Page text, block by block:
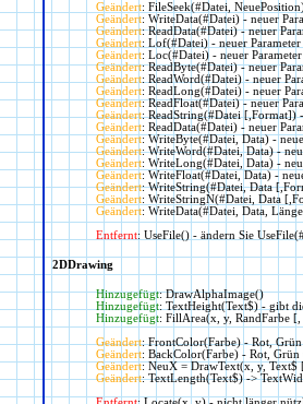
Geändert: FileSeek(#Datei,
Geändert: WriteData(#Datei) - neuer
Geändert: ReadData(#Datei) - neuer
Geändert: Lof(#Datei) - neuer Parameter
Geändert: Loc(#Datei) - neuer Parameter
Geändert: ReadByte(#Datei) - neuer
Geändert: ReadWord(#Datei) - neuer
Geändert: ReadLong(#Datei) - neuer
Geändert: ReadFloat(#Datei) - neuer
Geändert: ReadString(#Datei [,Format])
Geändert: ReadData(#Datei) - neuer
Geändert: WriteByte(#Datei, Data) -
Geändert: WriteWord(#Datei, Data) -
Geändert: WriteLong(#Datei, Data) -
Geändert: WriteFloat(#Datei, Data) -
Geändert: WriteString(#Datei, Data
Geändert: WriteStringN(#Datei, Data
Geändert: WriteData(#Datei, Data,
Entfernt: UseFile() - ändern Sie
2DDrawing
Hinzugefügt: DrawAlphaImage()
Hinzugefügt: TextHeight(Text$) - gibt
Hinzugefügt: FillArea(x, y, RandFarbe
Geändert: FrontColor(Farbe) - Rot,
Geändert: BackColor(Farbe) - Rot, Grün
Geändert: NeuX = DrawText(x, y,
Geändert: TextLength(Text$) ->